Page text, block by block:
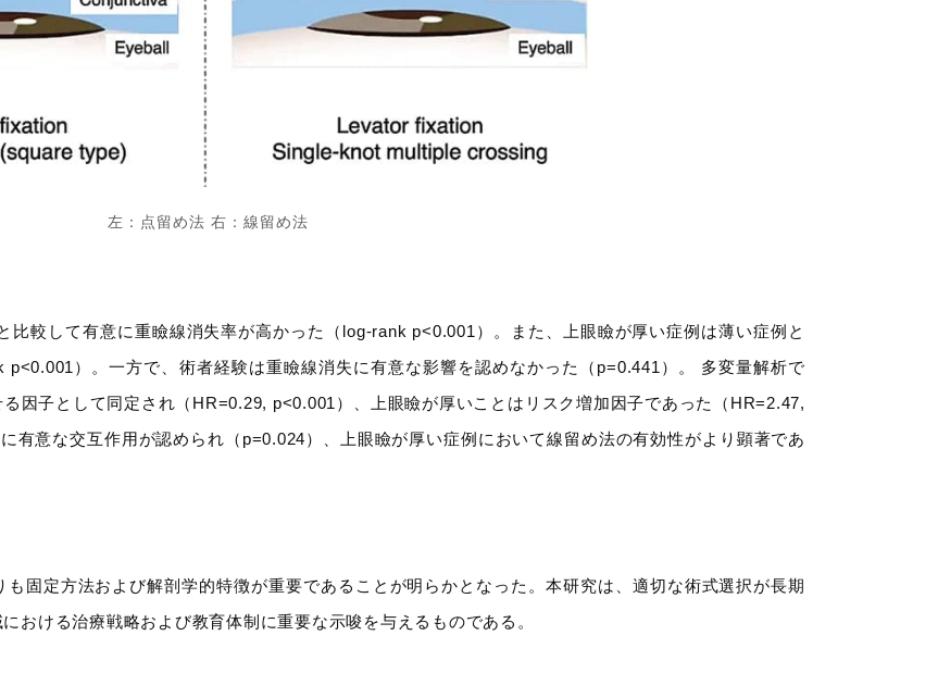
左：点留め法 右：線留め法
較して有意に重瞼線消失率が高かった（log-rank p<0.001）。また、上眼瞼が厚い症例は薄い症例と
）。一方で、術者経験は重瞼線消失に有意な影響を認めなかった（p=0.441）。 多変量解析で
因子として同定され（HR=0.29, p<0.001）、上眼瞼が厚いことはリスク増加因子であった（HR=2.47,
有意な交互作用が認められ（p=0.024）、上眼瞼が厚い症例において線留め法の有効性がより顕著であ
固定方法および解剖学的特徴が重要であることが明らかとなった。本研究は、適切な術式選択が長期
おける治療戦略および教育体制に重要な示唆を与えるものである。